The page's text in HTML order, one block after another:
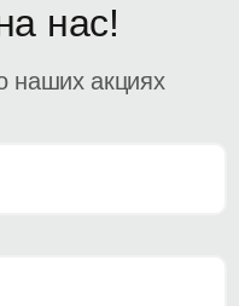
нас!
наших акциях